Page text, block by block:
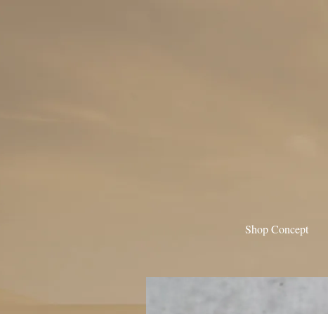
Shop Concept
A TENTATIVE ATELIER